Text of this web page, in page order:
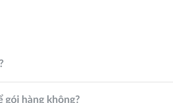
gói hàng không?